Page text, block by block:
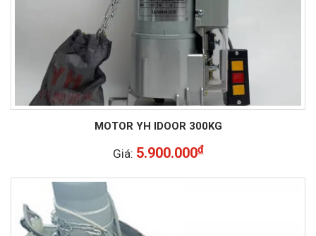
MOTOR YH IDOOR 300KG
Giá: 5.900.000đ